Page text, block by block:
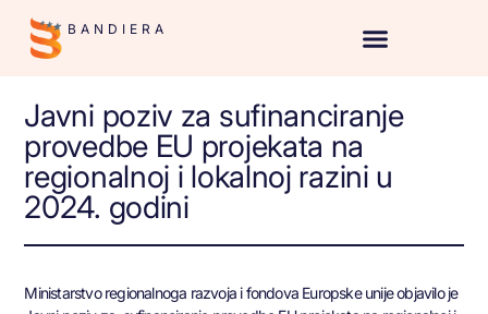
BANDIERA
Javni poziv za sufinanciranje
provedbe EU projekata na
regionalnoj i lokalnoj razini u
2024. godini
Ministarstvo regionalnoga razvoja i fondova Europske unije objavilo je